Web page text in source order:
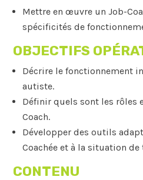
Mettre en œuvre un Job-
spécificités de
OBJECTIFS
Décrire le fonctionnement
autiste.
Définir quels sont les rôles
Coach.
Développer des outils
Coachée et à la situation de
CONTENU